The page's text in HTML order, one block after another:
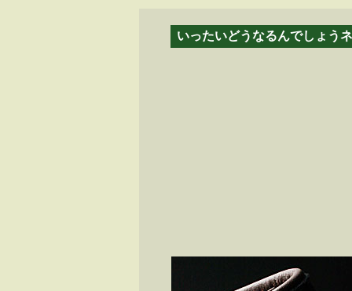
いったいどうなるんでしょう